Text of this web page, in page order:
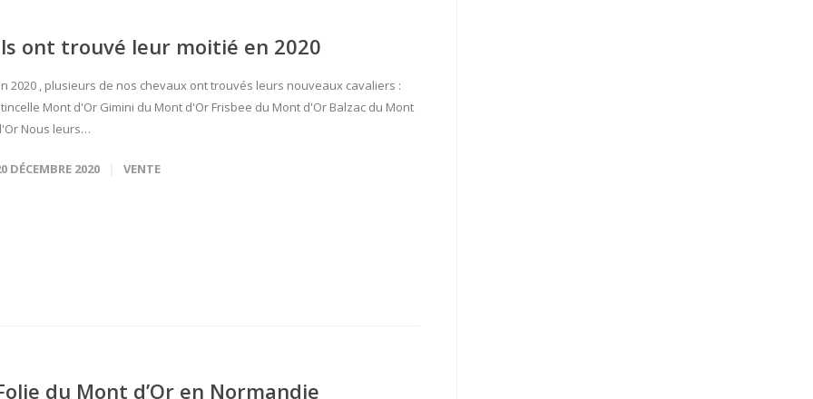
ont trouvé leur moitié en 2020
2020 , plusieurs de nos chevaux ont trouvés leurs nouveaux cavaliers :
Mont d'Or Gimini du Mont d'Or Frisbee du Mont d'Or Balzac du Mont
Nous leurs…
DÉCEMBRE 2020 VENTE
du Mont d’Or en Normandie